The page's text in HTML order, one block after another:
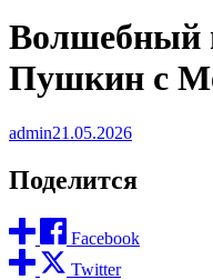
Волшебный
Пушкин с
admin21.05.2026
Поделится
Facebook
Twitter